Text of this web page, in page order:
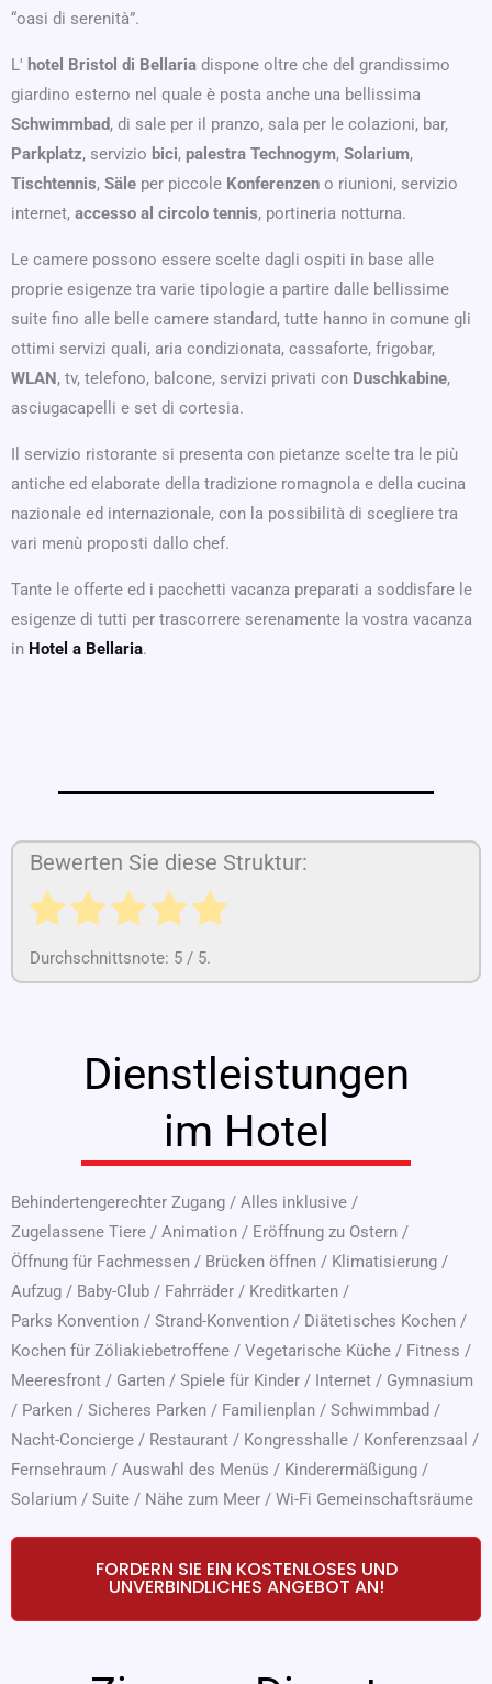
“oasi di serenità”.
L' hotel Bristol di Bellaria dispone oltre che del grandissimo
giardino esterno nel quale è posta anche una bellissima
Schwimmbad, di sale per il pranzo, sala per le colazioni, bar,
Parkplatz, servizio bici, palestra Technogym, Solarium,
Tischtennis, Säle per piccole Konferenzen o riunioni, servizio
internet, accesso al circolo tennis, portineria notturna.
Le camere possono essere scelte dagli ospiti in base alle
proprie esigenze tra varie tipologie a partire dalle bellissime
suite fino alle belle camere standard, tutte hanno in comune gli
ottimi servizi quali, aria condizionata, cassaforte, frigobar,
WLAN, tv, telefono, balcone, servizi privati con Duschkabine,
asciugacapelli e set di cortesia.
Il servizio ristorante si presenta con pietanze scelte tra le più
antiche ed elaborate della tradizione romagnola e della cucina
nazionale ed internazionale, con la possibilità di scegliere tra
vari menù proposti dallo chef.
Tante le offerte ed i pacchetti vacanza preparati a soddisfare le
esigenze di tutti per trascorrere serenamente la vostra vacanza
in Hotel a Bellaria.
Bewerten Sie diese Struktur:
Durchschnittsnote: 5 / 5.
Dienstleistungen
im Hotel
Behindertengerechter Zugang / Alles inklusive /
Zugelassene Tiere / Animation / Eröffnung zu Ostern /
Öffnung für Fachmessen / Brücken öffnen / Klimatisierung /
Aufzug / Baby-Club / Fahrräder / Kreditkarten /
Parks Konvention / Strand-Konvention / Diätetisches Kochen /
Kochen für Zöliakiebetroffene / Vegetarische Küche / Fitness /
Meeresfront / Garten / Spiele für Kinder / Internet / Gymnasium
/ Parken / Sicheres Parken / Familienplan / Schwimmbad /
Nacht-Concierge / Restaurant / Kongresshalle / Konferenzsaal /
Fernsehraum / Auswahl des Menüs / Kinderermäßigung /
Solarium / Suite / Nähe zum Meer / Wi-Fi Gemeinschaftsräume
FORDERN SIE EIN KOSTENLOSES UND
UNVERBINDLICHES ANGEBOT AN!